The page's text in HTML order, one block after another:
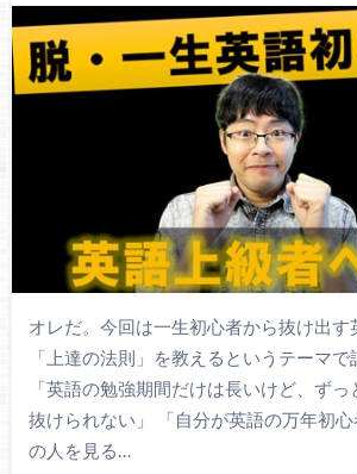
オレだ。今回は一生初心者から抜け出す
「上達の法則」を教えるというテーマで
「英語の勉強期間だけは長いけど、ず
抜けられない」 「自分が英語の万年初
の人を見る…